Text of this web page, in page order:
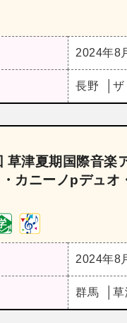
2024年8
長野 ザ
草津夏期国際音楽
カニーノpデュオ
2024年8
群馬 草